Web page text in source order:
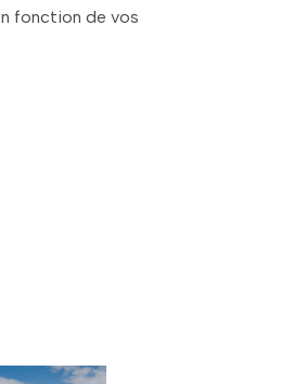
fonction de vos